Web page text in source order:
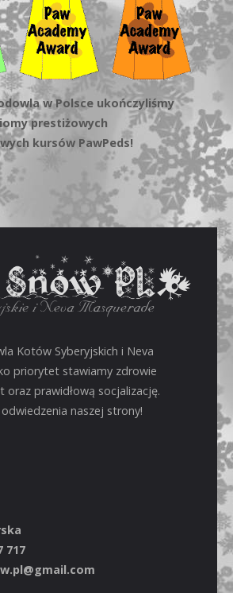
w Polsce ukończyliśmy
prestiżowych
kursów PawPeds!
Kotów Syberyjskich i Neva
priorytet stawiamy zdrowie
oraz prawidłową socjalizację.
naszej strony!
717